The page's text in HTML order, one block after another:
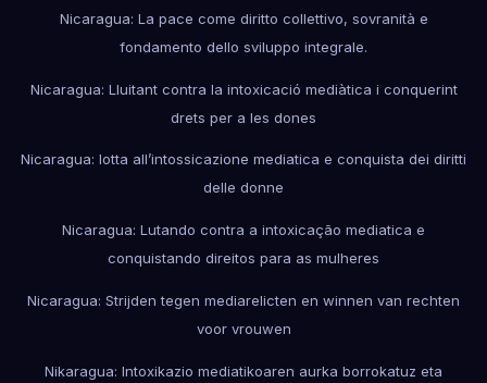
Nicaragua: La pace come diritto collettivo, sovranità e
fondamento dello sviluppo integrale.
Nicaragua: Lluitant contra la intoxicació mediàtica i conquerint
drets per a les dones
Nicaragua: lotta all’intossicazione mediatica e conquista dei diritti
delle donne
Nicaragua: Lutando contra a intoxicação mediatica e
conquistando direitos para as mulheres
Nicaragua: Strijden tegen mediarelicten en winnen van rechten
voor vrouwen
Nikaragua: Intoxikazio mediatikoaren aurka borrokatuz eta